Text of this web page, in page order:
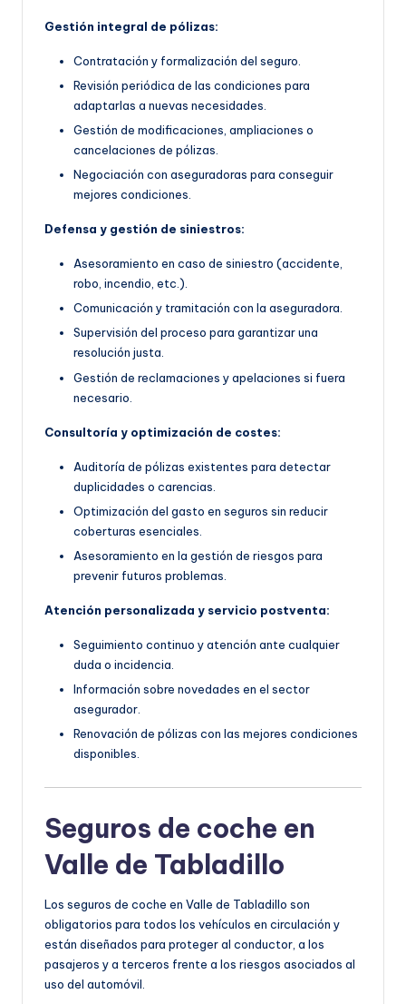
Gestión integral de pólizas:
Contratación y formalización del seguro.
Revisión periódica de las condiciones para
adaptarlas a nuevas necesidades.
Gestión de modificaciones, ampliaciones o
cancelaciones de pólizas.
Negociación con aseguradoras para conseguir
mejores condiciones.
Defensa y gestión de siniestros:
Asesoramiento en caso de siniestro (accidente,
robo, incendio, etc.).
Comunicación y tramitación con la aseguradora.
Supervisión del proceso para garantizar una
resolución justa.
Gestión de reclamaciones y apelaciones si fuera
necesario.
Consultoría y optimización de costes:
Auditoría de pólizas existentes para detectar
duplicidades o carencias.
Optimización del gasto en seguros sin reducir
coberturas esenciales.
Asesoramiento en la gestión de riesgos para
prevenir futuros problemas.
Atención personalizada y servicio postventa:
Seguimiento continuo y atención ante cualquier
duda o incidencia.
Información sobre novedades en el sector
asegurador.
Renovación de pólizas con las mejores condiciones
disponibles.
Seguros de coche en
Valle de Tabladillo
Los seguros de coche en Valle de Tabladillo son
obligatorios para todos los vehículos en circulación y
están diseñados para proteger al conductor, a los
pasajeros y a terceros frente a los riesgos asociados al
uso del automóvil.